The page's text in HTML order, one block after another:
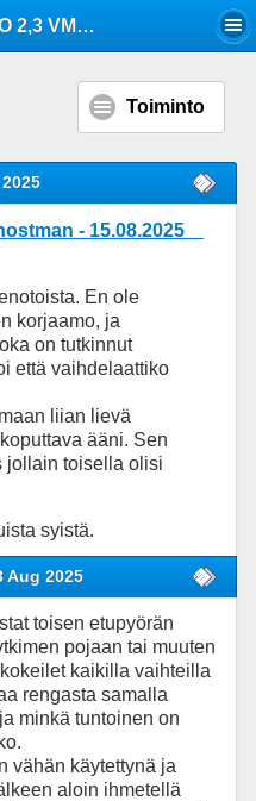
FiAT DUCATO 2,3 VM. 2021 VAIHDELAATIKKO
Toiminto
- 15.08.2025
En ole
korjaamo, ja
on tutkinnut
että vaihdelaattiko
liian lievä
ääni. Sen
jollain toisella olisi
syistä.
Aug 2025
toisen etupyörän
pojaan tai muuten
kaikilla vaihteilla
rengasta samalla
minkä tuntoinen on
vähän käytettynä ja
aloin ihmetellä